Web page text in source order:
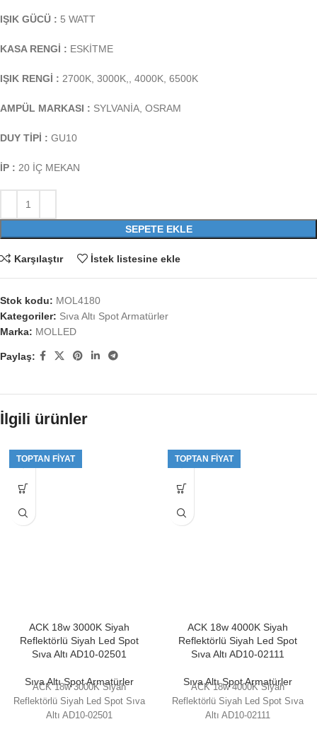
IŞIK GÜCÜ : 5 WATT
KASA RENGİ : ESKİTME
IŞIK RENGİ : 2700K, 3000K,, 4000K, 6500K
AMPÜL MARKASI : SYLVANİA, OSRAM
DUY TİPİ : GU10
İP : 20 İÇ MEKAN
SEPETE EKLE
Karşılaştır İstek listesine ekle
Stok kodu: MOL4180
Kategoriler: Sıva Altı Spot Armatürler
Marka: MOLLED
Paylaş:
İlgili ürünler
TOPTAN FIYAT
ACK 18w 3000K Siyah
Reflektörlü Siyah Led Spot
Sıva Altı AD10-02501
Sıva Altı Spot Armatürler
ACK 18w 3000K Siyah
Reflektörlü Siyah Led Spot Sıva
Altı AD10-02501
TOPTAN FIYAT
ACK 18w 4000K Siyah
Reflektörlü Siyah Led Spot
Sıva Altı AD10-02111
Sıva Altı Spot Armatürler
ACK 18w 4000K Siyah
Reflektörlü Siyah Led Spot Sıva
Altı AD10-02111